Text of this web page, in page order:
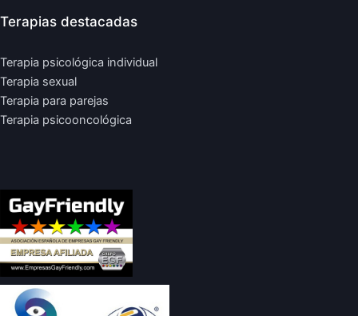
Terapias destacadas
Terapia psicológica individual
Terapia sexual
Terapia para parejas
Terapia psicooncológica